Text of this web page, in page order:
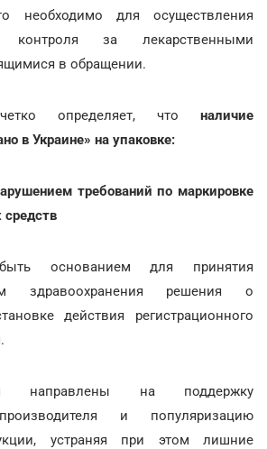
необходимо для осуществления
контроля за лекарственными
в обращении.
четко определяет, что наличие
в Украине» на упаковке:
требований по маркировке
средств
основанием для принятия
здравоохранения решения о
действия регистрационного
направлены на поддержку
и популяризацию
устраняя при этом лишние